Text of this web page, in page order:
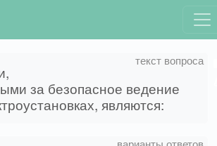
за безопасное ведение
являются: